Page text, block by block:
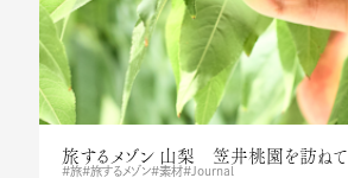
旅するメゾン 山梨 笠井桃園を訪ねて
旅 旅するメゾン 素材 Journal